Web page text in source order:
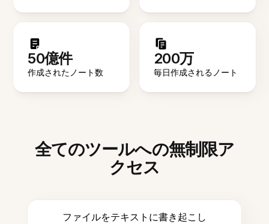
50億件
作成されたノート数
200万
毎日作成されるノート
全てのツールへの無制限ア
クセス
ファイルをテキストに書き起こし